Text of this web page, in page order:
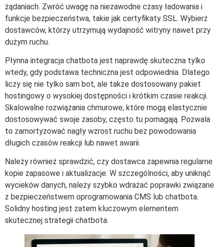
żądaniach. Zwróć uwagę na niezawodne czasy ładowania i
funkcje bezpieczeństwa, takie jak certyfikaty SSL. Wybierz
dostawców, którzy utrzymują wydajność witryny nawet przy
dużym ruchu.
Płynna integracja chatbota jest naprawdę skuteczna tylko
wtedy, gdy podstawa techniczna jest odpowiednia. Dlatego
liczy się nie tylko sam bot, ale także dostosowany pakiet
hostingowy o wysokiej dostępności i krótkim czasie reakcji.
Skalowalne rozwiązania chmurowe, które mogą elastycznie
dostosowywać swoje zasoby, często tu pomagają. Pozwala
to zamortyzować nagły wzrost ruchu bez powodowania
długich czasów reakcji lub nawet awarii.
Należy również sprawdzić, czy dostawca zapewnia regularne
kopie zapasowe i aktualizacje. W szczególności, aby uniknąć
wycieków danych, należy szybko wdrażać poprawki związane
z bezpieczeństwem oprogramowania CMS lub chatbota.
Solidny hosting jest zatem kluczowym elementem
skutecznej strategii chatbota.